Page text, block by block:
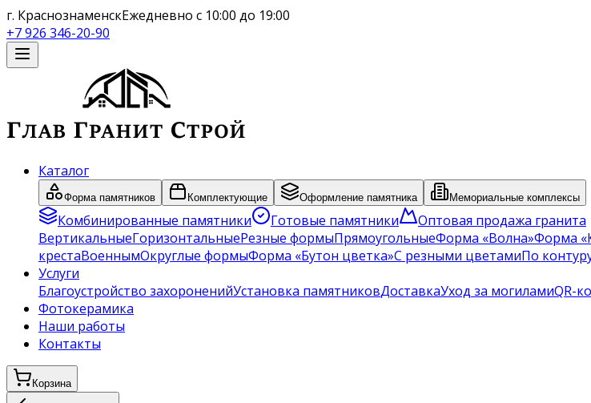
г. КраснознаменскЕжедневно с 10:00 до 19:00
+7 926 346-20-90
Каталог
Форма памятников Комплектующие Оформление памятника Мемориальные комплексы
Комбинированные памятники Готовые памятники
Оптовая продажа гранита
ВертикальныеГоризонтальныеРезные формыПрямоугольныеФорма «Волна»Форма
крестаВоеннымОкруглые формыФорма «Бутон цветка»С резными цветамиПо
Услуги
Благоустройство захороненийУстановка памятниковДоставкаУход за могиламиQR-
Фотокерамика
Наши работы
Контакты
Корзина